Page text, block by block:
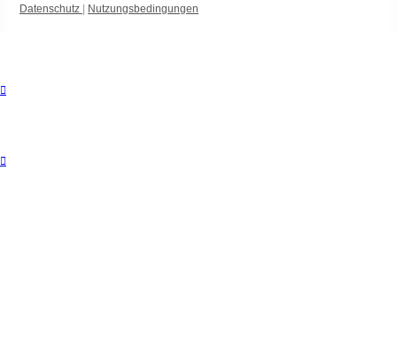
Datenschutz Nutzungsbedingungen